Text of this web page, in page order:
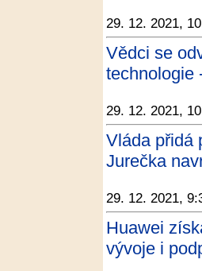
29. 12. 2021,
Vědci se
technologie
29. 12. 2021,
Vláda přidá
Jurečka
29. 12. 2021,
Huawei
vývoje i